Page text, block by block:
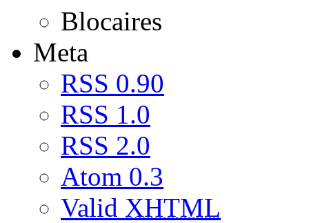
Blocaires
Meta
RSS 0.90
RSS 1.0
RSS 2.0
Atom 0.3
Valid XHTML